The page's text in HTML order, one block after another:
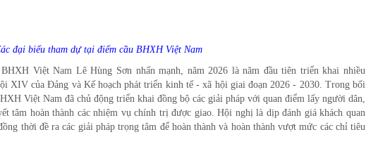
đại biểu tham dự tại điểm cầu BHXH Việt Nam
Việt Nam Lê Hùng Sơn nhấn mạnh, năm 2026 là năm đầu tiên triển khai nhiều
XIV của Đảng và Kế hoạch phát triển kinh tế - xã hội giai đoạn 2026 - 2030. Trong bối
Việt Nam đã chủ động triển khai đồng bộ các giải pháp với quan điểm lấy người dân,
tâm hoàn thành các nhiệm vụ chính trị được giao. Hội nghị là dịp đánh giá khách quan
thời đề ra các giải pháp trọng tâm để hoàn thành và hoàn thành vượt mức các chỉ tiêu